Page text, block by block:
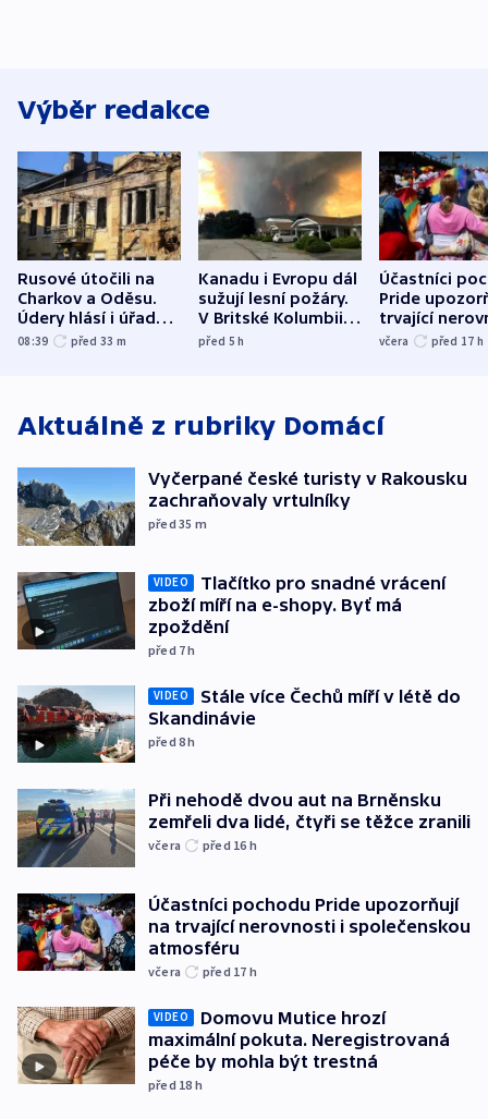
Výběr redakce
Rusové útočili na
Charkov a Oděsu.
Údery hlásí i úřady v
Bělgorodu
08:39 před 33 m
Kanadu i Evropu dál
sužují lesní požáry.
V Britské Kolumbii
evakuovali tisíce lidí
před 5h
Účastníci
Pride
trvající
včera před 17 h
Aktuálně z rubriky Domácí
Vyčerpané české turisty v Rakousku
zachraňovaly vrtulníky
před 35 m
VIDEO
Tlačítko pro snadné vrácení
zboží míří na e-shopy. Byť má
zpoždění
před 7h
VIDEO
Stále více Čechů míří v létě do
Skandinávie
před 8h
Při nehodě dvou aut na Brněnsku
zemřeli dva lidé, čtyři se těžce zranili
včera před 16 h
Účastníci pochodu Pride upozorňují
na trvající nerovnosti i společenskou
atmosféru
včera před 17 h
VIDEO
Domovu Mutice hrozí
maximální pokuta. Neregistrovaná
péče by mohla být trestná
před 18 h